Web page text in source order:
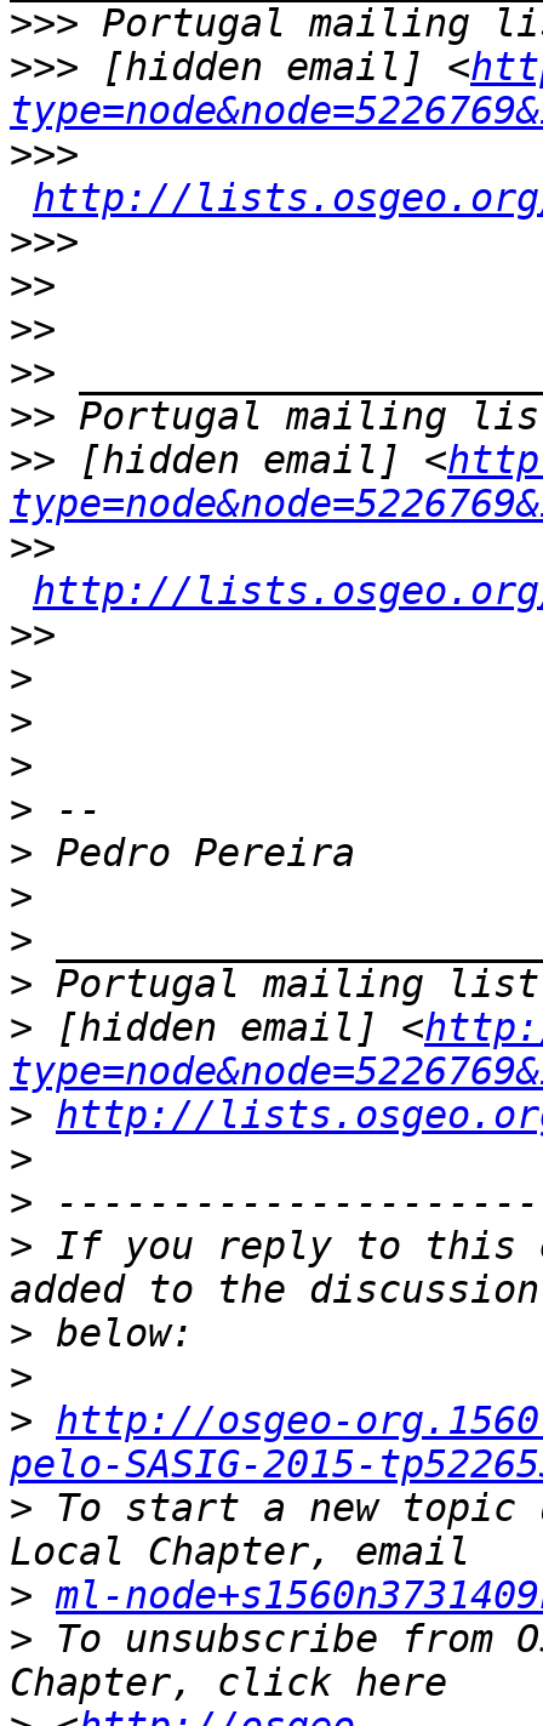
>>>
>>> [hidden email] <
>>>
http://
>>>
>>
>>
>>
>>
>> [hidden email] <
>>
http://
>>
>
>
>
>
>
>
>
>
> [hidden email] <
> http://
>
>
> If you reply to this
>
>
> http://osgeo-
pelo-SASIG-2015-
> To start a new topic
> ml-
> To unsubscribe from